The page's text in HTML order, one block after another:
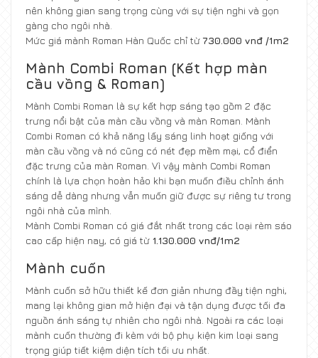
nên không gian sang trọng cùng với sự tiện nghi và gọn
gàng cho ngôi nhà.
Mức giá mành Roman Hàn Quốc chỉ từ 730.000 vnđ /1m2
Mành Combi Roman (Kết hợp màn
cầu vồng & Roman)
Mành Combi Roman là sự kết hợp sáng tạo gồm 2 đặc
trưng nổi bật của màn cầu vồng và màn Roman. Mành
Combi Roman có khả năng lấy sáng linh hoạt giống với
màn cầu vồng và nó cũng có nét đẹp mềm mại, cổ điển
đặc trưng của màn Roman. Vì vậy mành Combi Roman
chính là lựa chọn hoàn hảo khi bạn muốn điều chỉnh ánh
sáng dễ dàng nhưng vẫn muốn giữ được sự riêng tư trong
ngôi nhà của mình.
Mành Combi Roman có giá đắt nhất trong các loại rèm sáo
cao cấp hiện nay, có giá từ 1.130.000 vnđ/1m2
Mành cuốn
Mành cuốn sở hữu thiết kế đơn giản nhưng đầy tiện nghi,
mang lại không gian mở hiện đại và tận dụng được tối đa
nguồn ánh sáng tự nhiên cho ngôi nhà. Ngoài ra các loại
mành cuốn thường đi kèm với bộ phụ kiện kim loại sang
trọng giúp tiết kiệm diện tích tối ưu nhất.